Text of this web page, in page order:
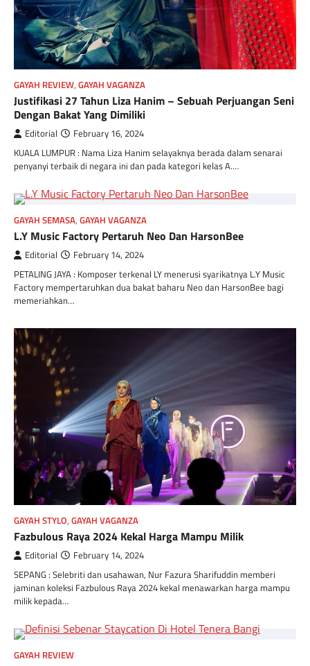
GAYAH REVIEW, GAYAH VAGANZA
Justifikasi 27 Tahun Liza Hanim – Sebuah Perjuangan Seni
Dengan Bakat Yang Dimiliki
Editorial February 16, 2024
KUALA LUMPUR : Nama Liza Hanim selayaknya berada dalam senarai
penyanyi terbaik di negara ini dan pada kategori kelas A.…
GAYAH SEMASA, GAYAH VAGANZA
L.Y Music Factory Pertaruh Neo Dan HarsonBee
Editorial February 14, 2024
PETALING JAYA : Komposer terkenal LY menerusi syarikatnya L.Y Music
Factory mempertaruhkan dua bakat baharu Neo dan HarsonBee bagi
memeriahkan…
GAYAH STYLO, GAYAH VAGANZA
Fazbulous Raya 2024 Kekal Harga Mampu Milik
Editorial February 14, 2024
SEPANG : Selebriti dan usahawan, Nur Fazura Sharifuddin memberi
jaminan koleksi Fazbulous Raya 2024 kekal menawarkan harga mampu
milik kepada…
GAYAH REVIEW